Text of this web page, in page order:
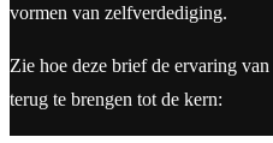
vormen van zelfverdediging.
Zie hoe deze brief de ervaring
terug te brengen tot de kern: